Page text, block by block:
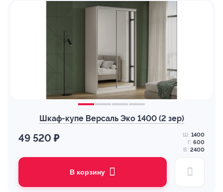
Шкаф-купе Версаль Эко 1400 (2 зер)
49 520 ₽ Ш: 1400
Г: 600
В: 2400
В корзину